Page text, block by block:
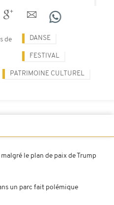
de DANSE
FESTIVAL
PATRIMOINE CULTUREL
le plan de paix de Trump
un parc fait polémique